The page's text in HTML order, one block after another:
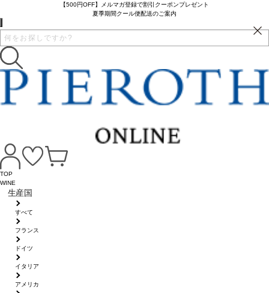
【500円OFF】メルマガ登録で割引クーポンプレゼント
夏季期間クール便配送のご案内
TOP
WINE
生産国
すべて
フランス
ドイツ
イタリア
アメリカ